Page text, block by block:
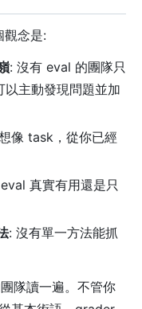
觀念是:
: 沒有 eval 的團隊只
主動發現問題並加
像 task，從你已經
真實有用還是只
: 沒有單一方法能抓
隊讀一遍。不管你